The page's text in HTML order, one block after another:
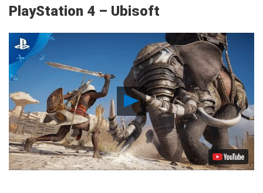
PlayStation 4 – Ubisoft
Play
Video